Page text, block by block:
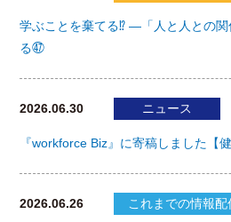
学ぶことを棄てる⁉ ―「人と人との関
る㊼
2026.06.30 ニュース
『workforce Biz』に寄稿しました【
2026.06.26 これまでの情報